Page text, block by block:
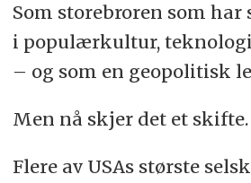
Som storebroren som har
i populærkultur,
– og som en geopolitisk
Men nå skjer det et skifte.
Flere av USAs største